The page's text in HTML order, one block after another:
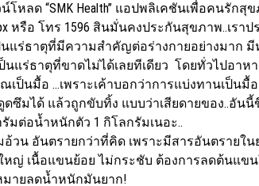
หลด “SMK Health” แอปพลิเคชันเพื่อคนรักสุ
หรือ โทร 1596 สินมั่นคงประกันสุขภาพ..เรา
แร่ธาตุที่มีความสำคัญต่อร่างกายอย่างมาก
แร่ธาตุที่ขาดไม่ได้เลยทีเดียว โดยทั่วไปอาห
ป็นมื้อ …เพราะเค้าบอกว่าการแบ่งทานเป็นมื้
ซึมได้ แล้วถูกขับทิ้ง แบบว่าเสียดายของ..อัน
มต่อน้ำหนักตัว 1 กิโลกรัมเนอะ..
วน อันตรายกว่าที่คิด เพราะมีสารอันตรายใ
ญ่ เนื้อแขนย้อย ไม่กระชับ ต้องการลดต้นแขน
มายลดน้ำหนักมันยาก!